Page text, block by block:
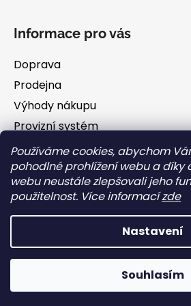
Používáme cookies, abychom
pohodlné prohlížení webu a díky
webu neustále zlepšovali jeho
použitelnost. Více informacízde
Nastavení
Souhlasím
Informace pro vás
Doprava
Prodejna
Výhody nákupu
Provizní systém
Blog
O nás
Obchodní podmínky
Vytvořil
FAMILY BARF
vyhrazena.